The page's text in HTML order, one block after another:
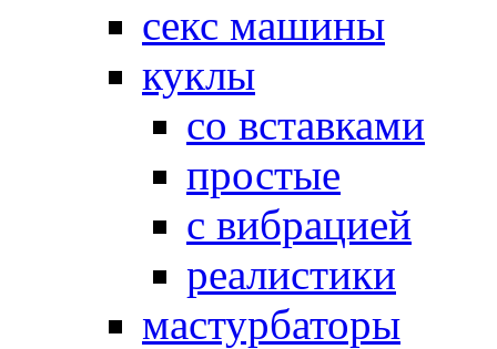
секс машины
куклы
со вставками
простые
с вибрацией
реалистики
мастурбаторы